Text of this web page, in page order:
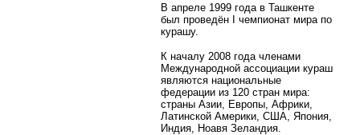
В апреле 1999 года в Ташкенте
был проведён I чемпионат мира по
курашу.
К началу 2008 года членами
Международной ассоциации кураш
являются национальные
федерации из 120 стран мира:
страны Азии, Европы, Африки,
Латинской Америки, США, Япония,
Индия, Ноавя Зеландия.